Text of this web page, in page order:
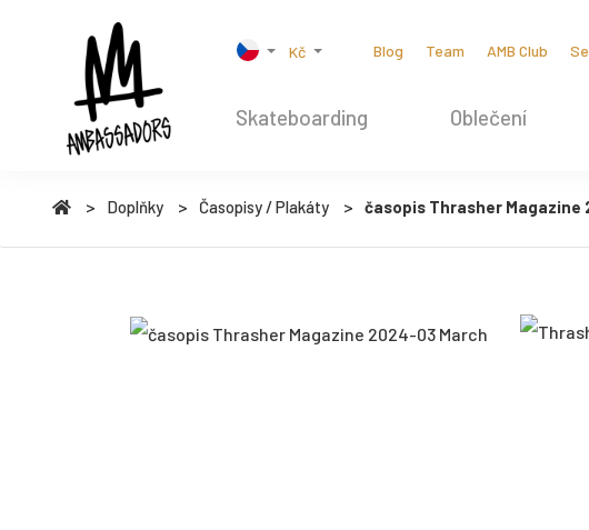
Kč Blog Team AMB Club
Skateboarding Oblečení
Doplňky Časopisy / Plakáty časopis Thrasher Magazine